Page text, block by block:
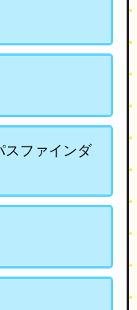
スファインダ